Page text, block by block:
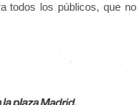
todos los públicos, que no